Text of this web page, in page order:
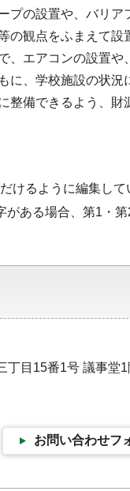
の設置や、バリア
観点をふまえて設
エアコンの設置や
に、学校施設の状
備できるよう、財
けるように編集し
ある場合、第1・
丁目15番1号 議事堂1
お問い合わせフ